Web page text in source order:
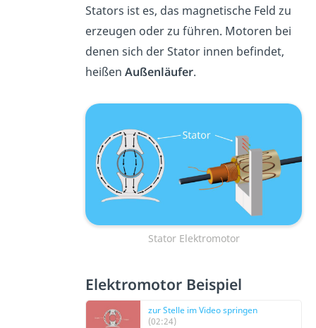
Stators ist es, das magnetische Feld zu
erzeugen oder zu führen. Motoren bei
denen sich der Stator innen befindet,
heißenAußenläufer.
Stator Elektromotor
Elektromotor Beispiel
zur Stelle im Video springen
(02:24)